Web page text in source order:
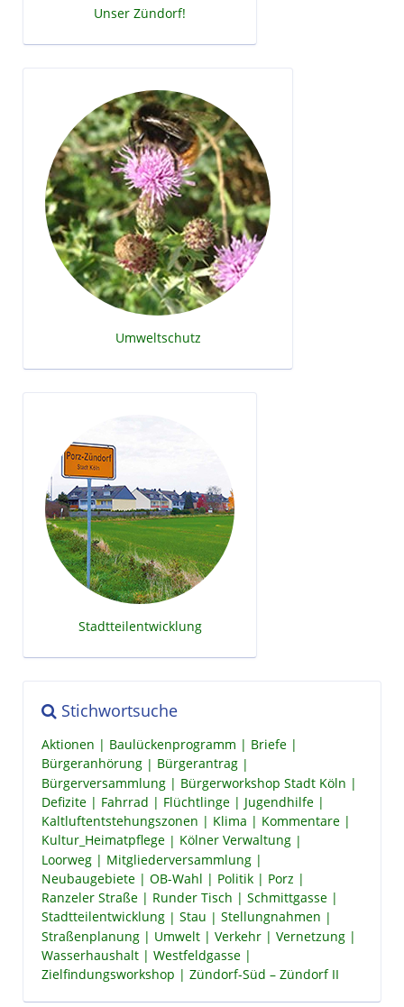
Unser Zündorf!
Umweltschutz
Stadtteilentwicklung
Stichwortsuche
Aktionen Baulückenprogramm
Briefe
Bürgeranhörung
Bürgerantrag
Bürgerversammlung
Bürgerworkshop Stadt Köln
Defizite
Fahrrad Flüchtlinge
Jugendhilfe
Kaltluftentstehungszonen
Klima
Kommentare
Kultur_Heimatpflege
Kölner Verwaltung
Loorweg
Mitgliederversammlung
Neubaugebiete
OB-Wahl Politik
Porz
Ranzeler Straße
Runder Tisch
Schmittgasse
Stadtteilentwicklung
Stau
Stellungnahmen
Straßenplanung
Umwelt Verkehr
Vernetzung
Wasserhaushalt
Westfeldgasse
Zielfindungsworkshop
Zündorf-Süd – Zündorf II